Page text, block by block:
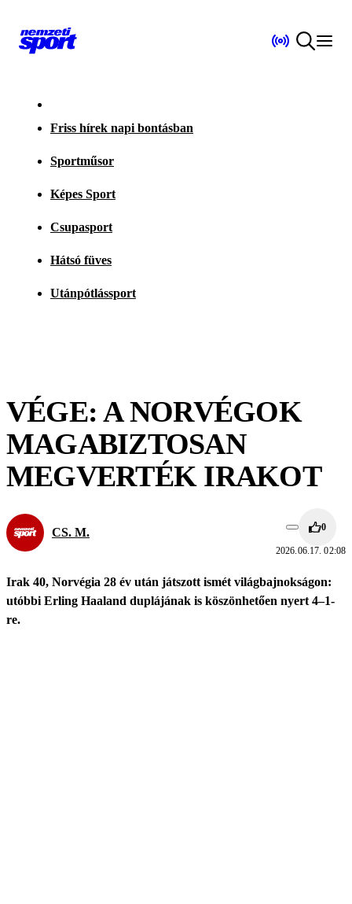
Friss hírek napi bontásban
Sportműsor
Képes Sport
Csupasport
Hátsó füves
Utánpótlássport
VÉGE: A NORVÉGOK
MAGABIZTOSAN
MEGVERTÉK IRAKOT
CS. M. 0
2026.06.17. 02:08
Irak 40, Norvégia 28 év után játszott ismét világbajnokságon:
utóbbi Erling Haaland duplájának is köszönhetően nyert 4–1-
re.